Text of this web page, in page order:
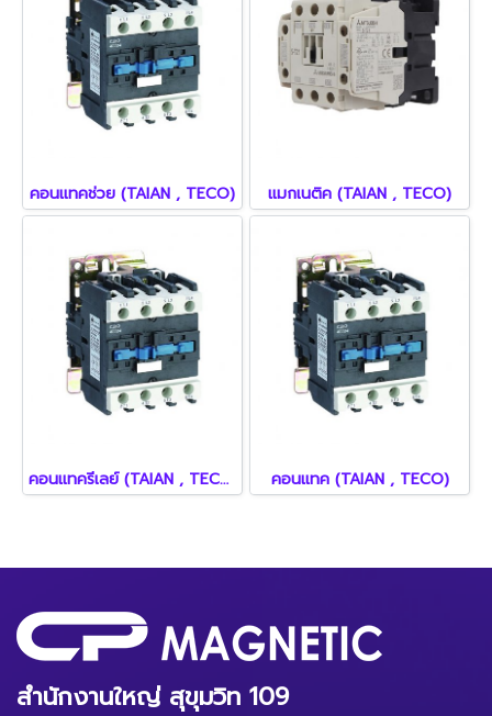
คอนแทคช่วย (TAIAN , TECO) แมกเนติค (TAIAN , TECO)
คอนแทครีเลย์ (TAIAN , TECO) คอนแทค (TAIAN , TECO)
สำนักงานใหญ่ สุขุมวิท 109